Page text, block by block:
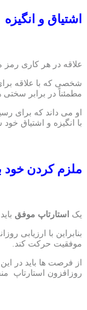
اشتیاق و انگیزه
علاقه در هر کاری رمز
شخصی که با علاقه
مطمئناً در برابر سختی
او می داند که برای
با انگیزه و اشتیاق
ملزم کردن خود
یک استارتاپ موفق
بنابراین با ارزیابی
موفقیت حرکت کند.
از فرصت ها باید در
روزافزون استارتاپ